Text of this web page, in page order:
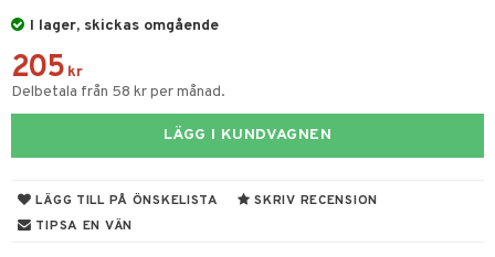
I lager, skickas omgående
205 kr
Delbetala från 58 kr per månad.
LÄGG I KUNDVAGNEN
LÄGG TILL PÅ ÖNSKELISTA
SKRIV RECENSION
TIPSA EN VÄN